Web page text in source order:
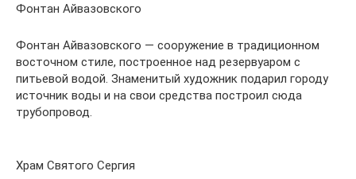
Фонтан Айвазовского
Фонтан Айвазовского — сооружение в традиционном
восточном стиле, построенное над резервуаром с
питьевой водой. Знаменитый художник подарил городу
источник воды и на свои средства построил сюда
трубопровод.
Храм Святого Сергия